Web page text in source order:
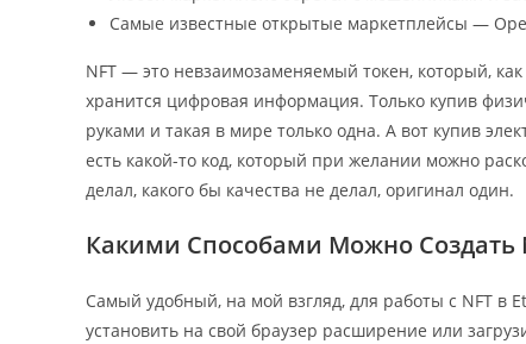
Самые известные открытые маркетплейсы —
NFT — это невзаимозаменяемый токен, который,
хранится цифровая информация. Только купив
руками и такая в мире только одна. А вот купив
есть какой-то код, который при желании можно
делал, какого бы качества не делал, оригинал один.
Какими Способами Можно Создать
Самый удобный, на мой взгляд, для работы с NFT
установить на свой браузер расширение или